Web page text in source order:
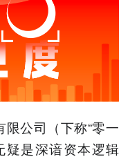
进展迅
卡销量
持续为
式，依
网络，
价。
70亿
落地缓
公司（下称“零一
疑是深谙资本逻辑